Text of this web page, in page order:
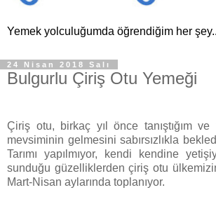
Yemek yolculuğumda öğrendiğim her
24 Nisan 2018 Salı
Bulgurlu Çiriş Otu Yemeği
Çiriş otu, birkaç yıl önce tanıştığım ve
mevsiminin gelmesini sabırsızlıkla
Tarımı yapılmıyor, kendi kendine
sunduğu güzelliklerden çiriş otu
Mart-Nisan aylarında toplanıyor.